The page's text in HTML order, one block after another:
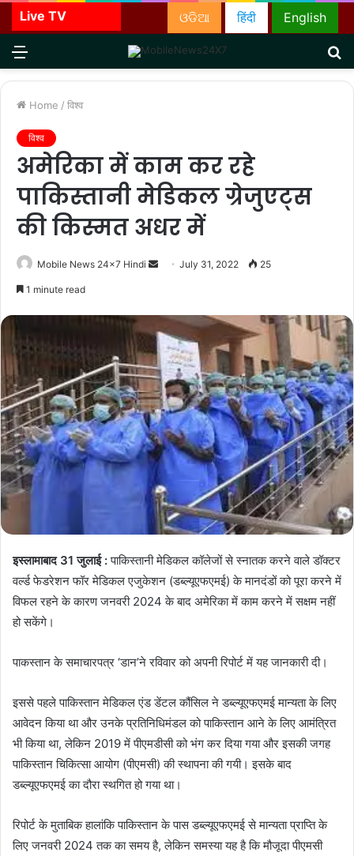
Live TV English
हिंदी
ଓଡିଆ
Menu
Home / विश्व
विश्व
अमेरिका में काम कर रहे
पाकिस्तानी मेडिकल ग्रेजुएट्स
की किस्मत अधर में
Mobile News 24x7 Hindi
SendJuly 31, 2022 25
1 minute read
इस्लामाबाद 31 जुलाई :पाकिस्तानी मेडिकल कॉलेजों से स्नातक करने वाले डॉक्टर
वर्ल्ड फेडरेशन फॉर मेडिकल एजुकेशन (डब्ल्यूएफएमई) के मानदंडों को पूरा करने में
विफल रहने के कारण जनवरी 2024 के बाद अमेरिका में काम करने में सक्षम नहीं
हो सकेंगे।
पाकस्तान के समाचारपत्र ‘डान’ने रविवार को अपनी रिपोर्ट में यह जानकारी दी।
इससे पहले पाकिस्तान मेडिकल एंड डेंटल कौंसिल ने डब्ल्यूएफएमई मान्यता के लिए
आवेदन किया था और उनके प्रतिनिधिमंडल को पाकिस्तान आने के लिए आमंत्रित
भी किया था, लेकिन 2019 में पीएमडीसी को भंग कर दिया गया और इसकी जगह
पाकिस्तान चिकित्सा आयोग (पीएमसी) की स्थापना की गयी। इसके बाद
डब्ल्यूएफएमई का दौरा स्थगित हो गया था।
रिपोर्ट के मुताबिक हालांकि पाकिस्तान के पास डब्ल्यूएफएमई से मान्यता प्राप्ति के
लिए जनवरी 2024 तक का समय है, लेकिन समस्या यह है कि मौजूदा पीएमसी